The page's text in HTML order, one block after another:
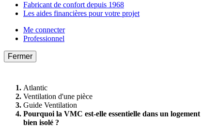
Fabricant de confort depuis 1968
Les aides financières pour votre projet
Me connecter
Professionnel
Fermer
Atlantic
Ventilation d'une pièce
Guide Ventilation
Pourquoi la VMC est-elle essentielle dans un logement
bien isolé ?